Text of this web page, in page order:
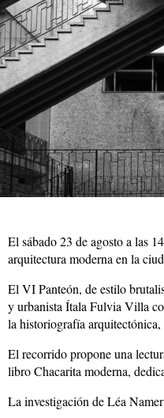
El sábado 23 de agosto a las
arquitectura moderna en la
El VI Panteón, de estilo
y urbanista Ítala Fulvia Villa
la historiografía arquitectónica,
El recorrido propone una
libro Chacarita moderna,
La investigación de Léa